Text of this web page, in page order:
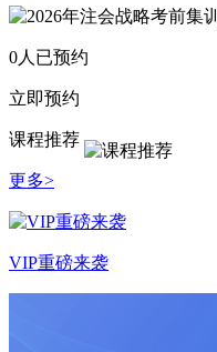
0人已预约
立即预约
课程推荐
更多>
VIP重磅来袭